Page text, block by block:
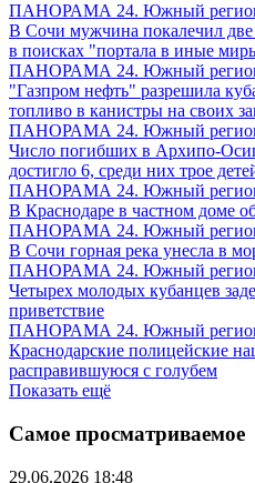
ПАНОРАМА 24. Южный
В Сочи мужчина покалечил
в поисках "портала в иные
ПАНОРАМА 24. Южный
"Газпром нефть" разрешила
топливо в канистры на своих
ПАНОРАМА 24. Южный
Число погибших в Архипо-
достигло 6, среди них трое
ПАНОРАМА 24. Южный
В Краснодаре в частном доме
ПАНОРАМА 24. Южный
В Сочи горная река унесла в
ПАНОРАМА 24. Южный
Четырех молодых кубанцев
приветствие
ПАНОРАМА 24. Южный
Краснодарские полицейские
расправившуюся с голубем
Показать ещё
Самое просматриваемое
29.06.2026 18:48